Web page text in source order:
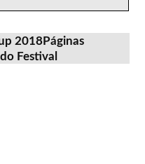
2018Páginas
Festival